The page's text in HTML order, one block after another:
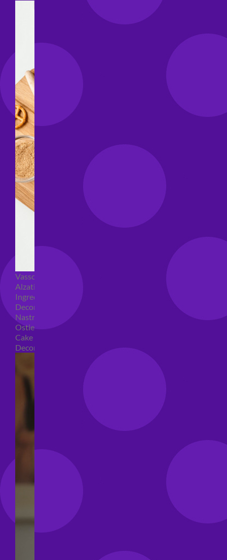
Vassoi e sottotorta
Alzatine per dolci
Ingredienti torte
Decorazioni torte
Nastri e girotorte
Ostie per torte
Cake Topper
Decori per torte